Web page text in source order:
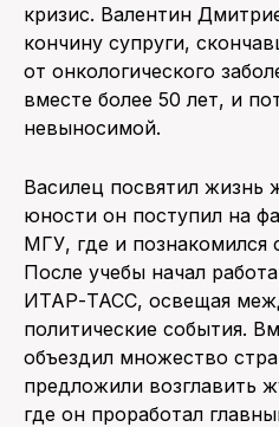
кризис. Валентин
кончину супруги,
от онкологического
вместе более 50 лет, и
невыносимой.
Василец посвятил жизнь
юности он поступил на
МГУ, где и познакомился
После учебы начал
ИТАР-ТАСС, освещая
политические события.
объездил множество
предложили возглавить
где он проработал